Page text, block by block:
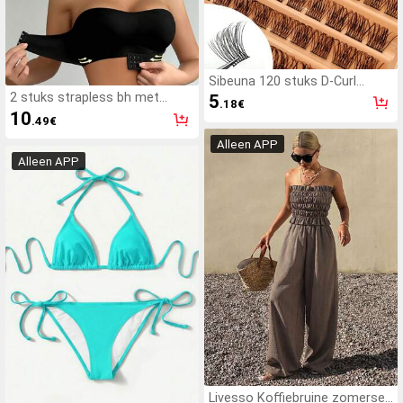
2 stuks strapless bh met
voorste sluiting, verbeterde
antislip siliconenstrip, zachte
dameslingerie, zwart en beige,
bruiloft
10.49€
Alleen APP
Sibeuna 120 stuks D-Curl
Cluster valse wimpers,
herbruikbare natuurlijke look
wimperverlenging, zacht &
comfortabel, geschikt voor
dagelijks gebruik, voor
5.18€
Alleen APP
Livesso Koffiebruine zomerse